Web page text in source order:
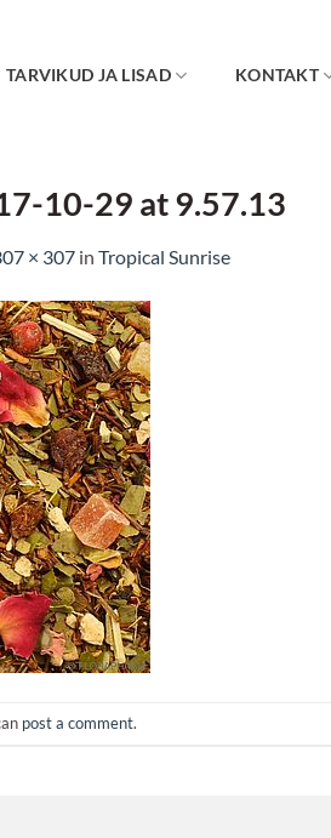
TARVIKUD JA LISAD KONTAKT
10-29 at 9.57.13
× 307 in Tropical Sunrise
post a comment.